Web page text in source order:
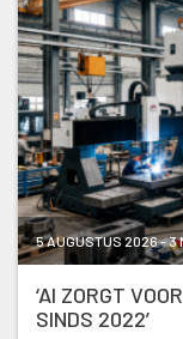
5 AUGUSTUS 2026 - 3
‘AI ZORGT
SINDS 2022’